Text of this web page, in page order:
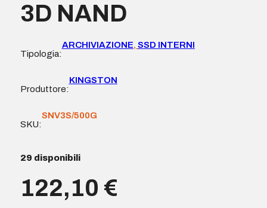
3D NAND
Tipologia:
ARCHIVIAZIONE, SSD INTERNI
Produttore:
KINGSTON
SKU:
SNV3S/500G
29 disponibili
122,10 €